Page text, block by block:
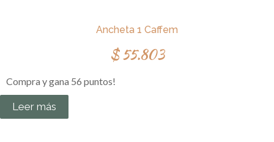
Ancheta 1 Caffem
$55.803
Compra y gana 56 puntos!
Leer más